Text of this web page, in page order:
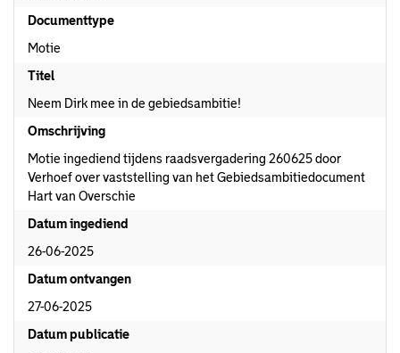
Documenttype
Motie
Titel
Neem Dirk mee in de gebiedsambitie!
Omschrijving
Motie ingediend tijdens raadsvergadering 260625 door
Verhoef over vaststelling van het Gebiedsambitiedocument
Hart van Overschie
Datum ingediend
26-06-2025
Datum ontvangen
27-06-2025
Datum publicatie